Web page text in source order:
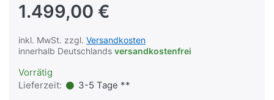
1.499,00 €
inkl. MwSt. zzgl. Versandkosten
innerhalb Deutschlands versandkostenfrei
Vorrätig
Lieferzeit:
3-5 Tage **